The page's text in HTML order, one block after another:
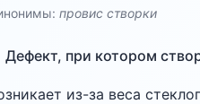
провис створки
Дефект, при котором
из-за веса